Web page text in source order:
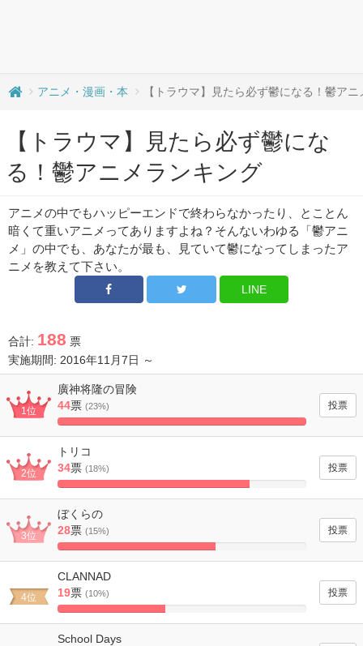
アニメ・漫画・本 【トラウマ】見たら必ず鬱になる！鬱ア
【トラウマ】見たら必ず鬱にな
る！鬱アニメランキング
アニメの中でもハッピーエンドで終わらなかったり、とことん
暗くて重いアニメってありますよね？そんないわゆる「鬱アニ
メ」の中でも、あなたが最も、見ていて鬱になってしまったア
ニメを教えて下さい。
LINE
合計: 188 票
実施期間: 2016年11月7日 ～
1位
廣神将隆の冒険
44票 (23%)
100%
2位
トリコ
34票 (18%)
77.272727272727%
3位
ぼくらの
28票 (15%)
63.636363636364%
4位
CLANNAD
19票 (10%)
43.181818181818%
School Days